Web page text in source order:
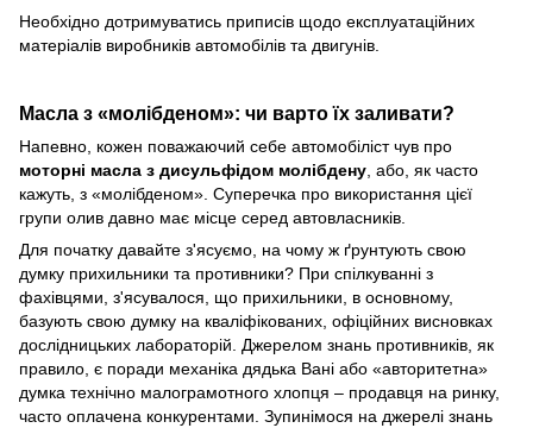
Необхідно дотримуватись приписів щодо експлуатаційних
матеріалів виробників автомобілів та двигунів.
Масла з «молібденом»: чи варто їх заливати?
Напевно, кожен поважаючий себе автомобіліст чув про
моторні масла з дисульфідом молібдену, або, як часто
кажуть, з «молібденом». Суперечка про використання цієї
групи олив давно має місце серед автовласників.
Для початку давайте з'ясуємо, на чому ж ґрунтують свою
думку прихильники та противники? При спілкуванні з
фахівцями, з'ясувалося, що прихильники, в основному,
базують свою думку на кваліфікованих, офіційних висновках
дослідницьких лабораторій. Джерелом знань противників, як
правило, є поради механіка дядька Вані або «авторитетна»
думка технічно малограмотного хлопця – продавця на ринку,
часто оплачена конкурентами. Зупинімося на джерелі знань